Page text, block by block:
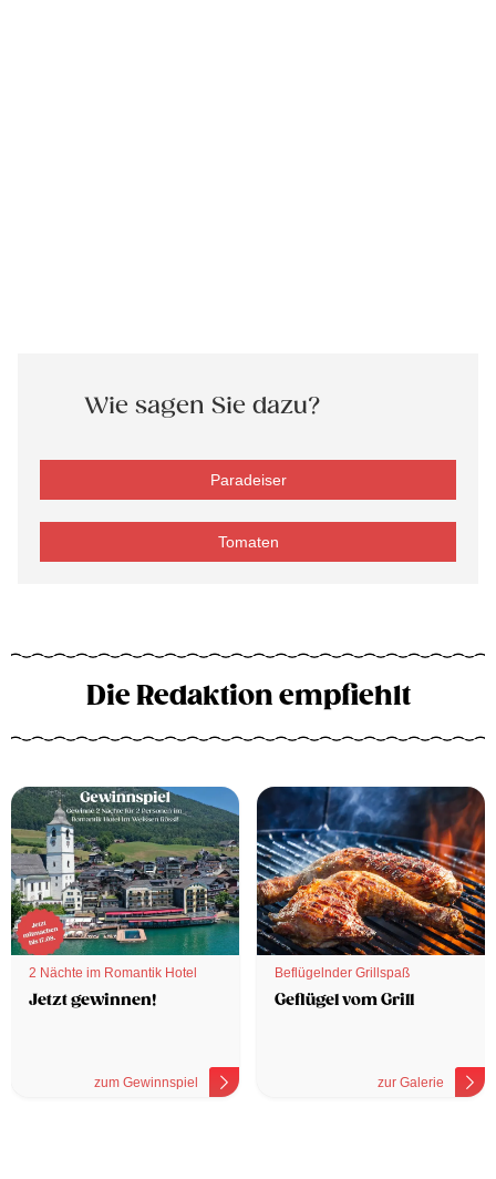
Wie sagen Sie dazu?
Paradeiser
Tomaten
Die Redaktion empfiehlt
2 Nächte im Romantik Hotel
Jetzt gewinnen!
zum Gewinnspiel
Beflügelnder Grillspaß
Geflügel vom Grill
zur Galerie